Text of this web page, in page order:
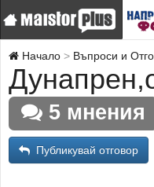
Начало Въпроси и
5 мнения
Публикувай отговор